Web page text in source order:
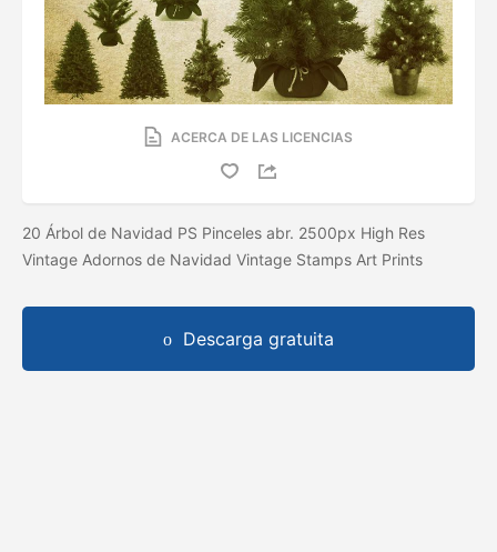
ACERCA DE LAS LICENCIAS
20 Árbol de Navidad PS Pinceles abr. 2500px High Res
Vintage Adornos de Navidad Vintage Stamps Art Prints
Descarga gratuita